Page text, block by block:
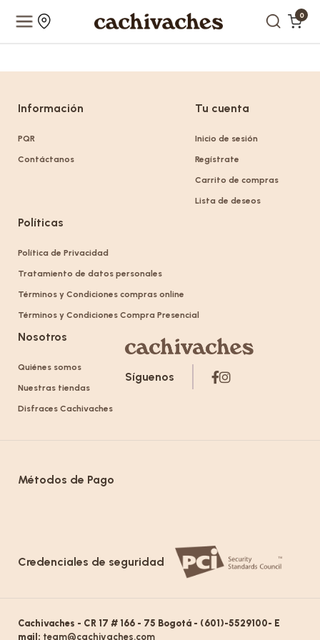
0
Información
PQR
Contáctanos
Tu cuenta
Inicio de sesión
Regístrate
Carrito de compras
Lista de deseos
Políticas
Política de Privacidad
Tratamiento de datos personales
Términos y Condiciones compras online
Términos y Condiciones Compra Presencial
Nosotros
Quiénes somos
Nuestras tiendas
Disfraces Cachivaches
Síguenos
Métodos de Pago
Credenciales de seguridad
Cachivaches - CR 17 # 166 - 75 Bogotá - (601)-5529100- E
mail: team@cachivaches.com